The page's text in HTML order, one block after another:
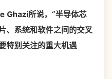
Ghazi所说，“半导体芯
、系统和软件之间的交叉
特别关注的重大机遇